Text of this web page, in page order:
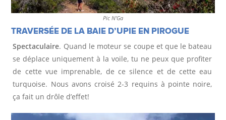
Pic N’Ga
TRAVERSÉE DE LA BAIE D’UPIE EN PIROGUE
Spectaculaire. Quand le moteur se coupe et que le bateau
se déplace uniquement à la voile, tu ne peux que profiter
de cette vue imprenable, de ce silence et de cette eau
turquoise. Nous avons croisé 2-3 requins à pointe noire,
ça fait un drôle d’effet!